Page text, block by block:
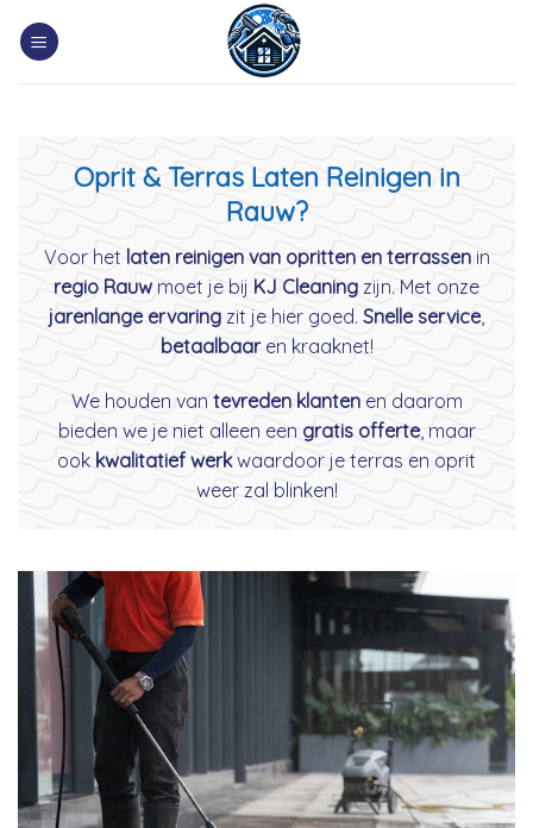
Oprit & Terras Laten Reinigen in
Rauw?
Voor het laten reinigen van opritten en terrassenin
regio Rauw moet je bij KJ Cleaning zijn. Met onze
jarenlange ervaring zit je hier goed. Snelle service,
betaalbaaren kraaknet!
We houden van tevreden klantenen daarom
bieden we je niet alleen een gratis offerte, maar
ook kwalitatief werkwaardoor je terras en oprit
weer zal blinken!